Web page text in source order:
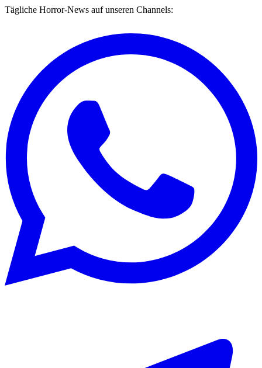
Tägliche Horror-News auf unseren Channels: